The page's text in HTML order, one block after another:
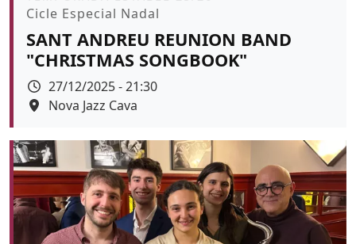
Promoció
Cicle Especial Nadal
SANT ANDREU REUNION BAND
"CHRISTMAS SONGBOOK"
Data
27/12/2025 - 21:30
Espai
Nova Jazz Cava